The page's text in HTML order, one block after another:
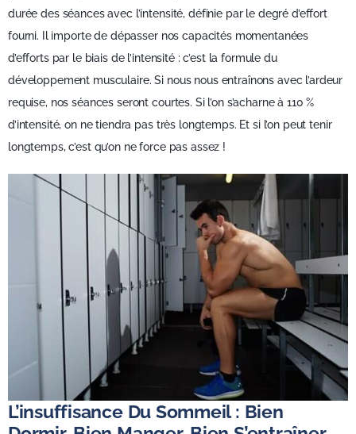
durée des séances avec l’intensité, définie par le degré d’effort
fourni. Il importe de dépasser nos capacités momentanées
d’efforts par le biais de l’intensité : c’est la formule du
développement musculaire. Si nous nous entraînons avec l’ardeur
requise, nos séances seront courtes. Si l’on s’acharne à 110 %
d’intensité, on ne tiendra pas très longtemps. Et si l’on peut tenir
longtemps, c’est qu’on ne force pas assez !
L’insuffisance Du Sommeil : Bien